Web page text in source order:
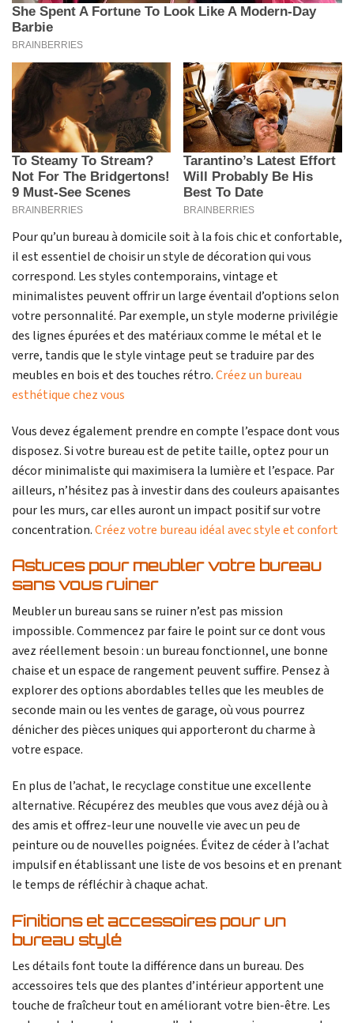
Pour qu’un bureau à domicile soit à la fois chic et confortable,
il est essentiel de choisir un style de décoration qui vous
correspond. Les styles contemporains, vintage et
minimalistes peuvent offrir un large éventail d’options selon
votre personnalité. Par exemple, un style moderne privilégie
des lignes épurées et des matériaux comme le métal et le
verre, tandis que le style vintage peut se traduire par des
meubles en bois et des touches rétro.Créez un bureau
esthétique chez vous
Vous devez également prendre en compte l’espace dont vous
disposez. Si votre bureau est de petite taille, optez pour un
décor minimaliste qui maximisera la lumière et l’espace. Par
ailleurs, n’hésitez pas à investir dans des couleurs apaisantes
pour les murs, car elles auront un impact positif sur votre
concentration.Créez votre bureau idéal avec style et confort
Astuces pour meubler votre bureau
sans vous ruiner
Meubler un bureau sans se ruiner n’est pas mission
impossible. Commencez par faire le point sur ce dont vous
avez réellement besoin : un bureau fonctionnel, une bonne
chaise et un espace de rangement peuvent suffire. Pensez à
explorer des options abordables telles que les meubles de
seconde main ou les ventes de garage, où vous pourrez
dénicher des pièces uniques qui apporteront du charme à
votre espace.
En plus de l’achat, le recyclage constitue une excellente
alternative. Récupérez des meubles que vous avez déjà ou à
des amis et offrez-leur une nouvelle vie avec un peu de
peinture ou de nouvelles poignées. Évitez de céder à l’achat
impulsif en établissant une liste de vos besoins et en prenant
le temps de réfléchir à chaque achat.
Finitions et accessoires pour un
bureau stylé
Les détails font toute la différence dans un bureau. Des
accessoires tels que des plantes d’intérieur apportent une
touche de fraîcheur tout en améliorant votre bien-être. Les